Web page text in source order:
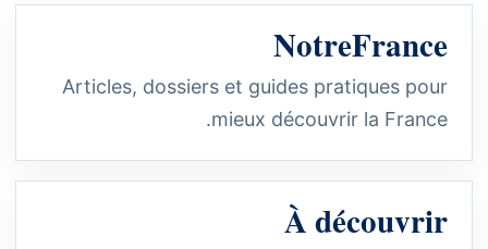
NotreFrance
Articles, dossiers et guides pratiques pour
mieux découvrir la France.
À découvrir